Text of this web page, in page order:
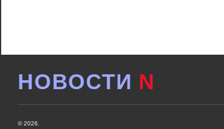
НОВОСТИ N
© 2026.